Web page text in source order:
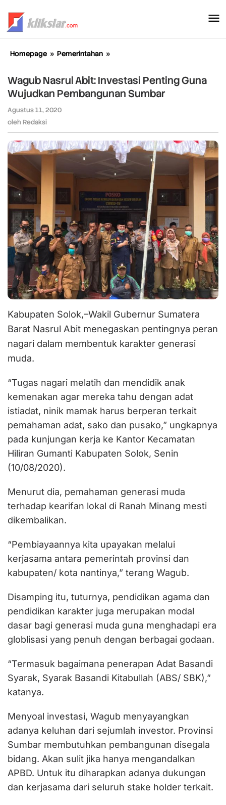
konten
Homepage » Pemerintahan »
Abit:
Investasi
Penting
Sumbar
Wagub Nasrul Abit: Investasi Penting Guna
Wujudkan Pembangunan Sumbar
Agustus 11, 2020
oleh Redaksi
Kabupaten Solok,–Wakil Gubernur Sumatera
Barat Nasrul Abit menegaskan pentingnya peran
nagari dalam membentuk karakter generasi
muda.
“Tugas nagari melatih dan mendidik anak
kemenakan agar mereka tahu dengan adat
istiadat, ninik mamak harus berperan terkait
pemahaman adat, sako dan pusako,” ungkapnya
pada kunjungan kerja ke Kantor Kecamatan
Hiliran Gumanti Kabupaten Solok, Senin
(10/08/2020).
Menurut dia, pemahaman generasi muda
terhadap kearifan lokal di Ranah Minang mesti
dikembalikan.
“Pembiayaannya kita upayakan melalui
kerjasama antara pemerintah provinsi dan
kabupaten/ kota nantinya,” terang Wagub.
Disamping itu, tuturnya, pendidikan agama dan
pendidikan karakter juga merupakan modal
dasar bagi generasi muda guna menghadapi era
globlisasi yang penuh dengan berbagai godaan.
“Termasuk bagaimana penerapan Adat Basandi
Syarak, Syarak Basandi Kitabullah (ABS/ SBK),”
katanya.
Menyoal investasi, Wagub menyayangkan
adanya keluhan dari sejumlah investor. Provinsi
Sumbar membutuhkan pembangunan disegala
bidang. Akan sulit jika hanya mengandalkan
APBD. Untuk itu diharapkan adanya dukungan
dan kerjasama dari seluruh stake holder terkait.